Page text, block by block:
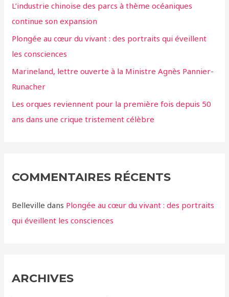
L’industrie chinoise des parcs à thème océaniques
continue son expansion
Plongée au cœur du vivant : des portraits qui éveillent
les consciences
Marineland, lettre ouverte à la Ministre Agnès Pannier-
Runacher
Les orques reviennent pour la première fois depuis 50
ans dans une crique tristement célèbre
COMMENTAIRES RÉCENTS
Belleville dans Plongée au cœur du vivant : des portraits
qui éveillent les consciences
ARCHIVES